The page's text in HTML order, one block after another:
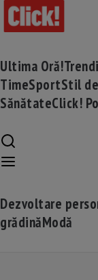
Ultima Oră!
TimeSportStil
SănătateClick!
Dezvoltare
grădinăModă